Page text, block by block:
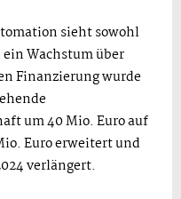
sieht sowohl
Wachstum über
Finanzierung wurde
um 40 Mio. Euro auf
Euro erweitert und
verlängert.